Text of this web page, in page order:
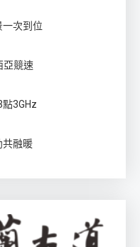
次到位
亞競速
3GHz
共融暖